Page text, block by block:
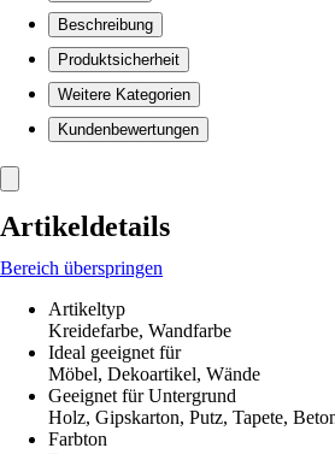
Beschreibung
Produktsicherheit
Weitere Kategorien
Kundenbewertungen
Artikeldetails
Bereich überspringen
Artikeltyp
Kreidefarbe, Wandfarbe
Ideal geeignet für
Möbel, Dekoartikel, Wände
Geeignet für Untergrund
Holz, Gipskarton, Putz, Tapete,
Farbton